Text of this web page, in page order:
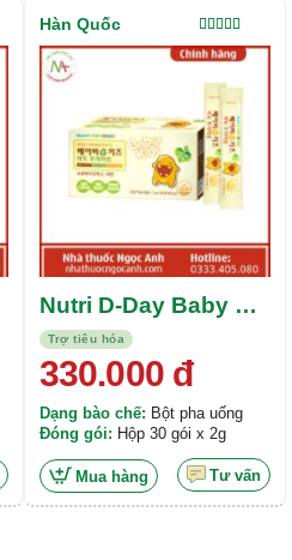
Trợ tiêu hóa
Nutri D-Day Baby &
Kids Lacto Premium
Được xếp
hạng5.00
330.000đ
Dạng bào chế: Bột pha uống
Đóng gói: Hộp 30 gói x 2g
Mua hàng Tư vấn
Hàn Quốc